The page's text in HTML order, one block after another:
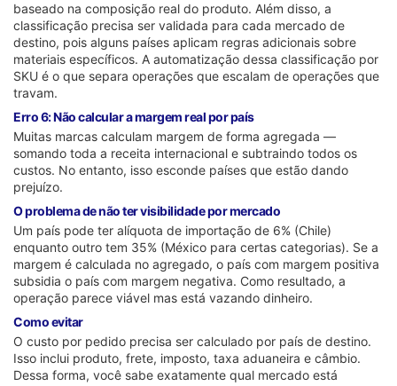
baseado na composição real do produto. Além disso, a
classificação precisa ser validada para cada mercado de
destino, pois alguns países aplicam regras adicionais sobre
materiais específicos. A automatização dessa classificação por
SKU é o que separa operações que escalam de operações que
travam.
Erro 6: Não calcular a margem real por país
Muitas marcas calculam margem de forma agregada —
somando toda a receita internacional e subtraindo todos os
custos. No entanto, isso esconde países que estão dando
prejuízo.
O problema de não ter visibilidade por mercado
Um país pode ter alíquota de importação de 6% (Chile)
enquanto outro tem 35% (México para certas categorias). Se a
margem é calculada no agregado, o país com margem positiva
subsidia o país com margem negativa. Como resultado, a
operação parece viável mas está vazando dinheiro.
Como evitar
O custo por pedido precisa ser calculado por país de destino.
Isso inclui produto, frete, imposto, taxa aduaneira e câmbio.
Dessa forma, você sabe exatamente qual mercado está